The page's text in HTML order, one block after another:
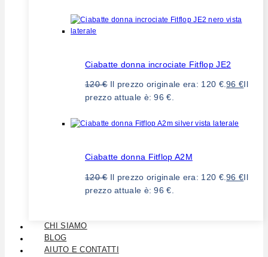
Ciabatte donna incrociate Fitflop JE2
120€ Il prezzo originale era: 120 €.96€Il
prezzo attuale è: 96 €.
Ciabatte donna Fitflop A2M
120€ Il prezzo originale era: 120 €.96€Il
prezzo attuale è: 96 €.
CHI SIAMO
BLOG
AIUTO E CONTATTI